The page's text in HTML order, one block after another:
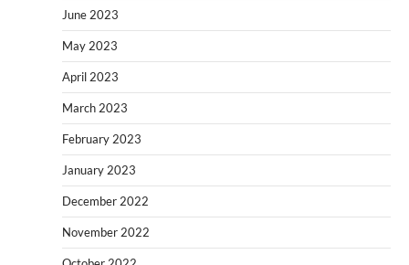
June 2023
May 2023
April 2023
March 2023
February 2023
January 2023
December 2022
November 2022